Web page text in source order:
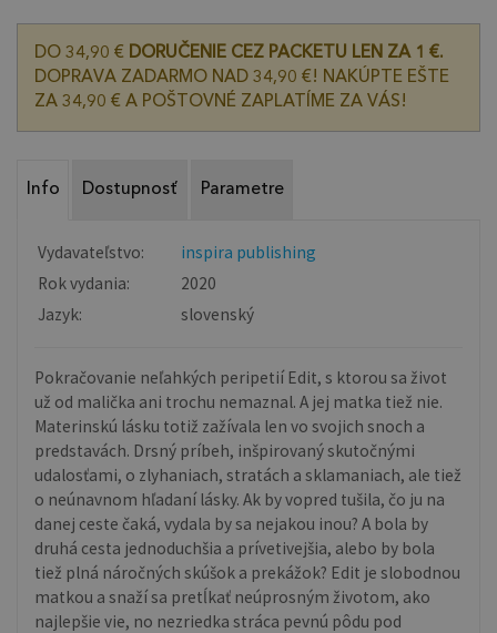
DO 34,90 € DORUČENIE CEZ PACKETU LEN ZA 1 €.
DOPRAVA ZADARMO NAD 34,90 €! NAKÚPTE EŠTE
ZA 34,90 € A POŠTOVNÉ ZAPLATÍME ZA VÁS!
Info Dostupnosť Parametre
Vydavateľstvo:
inspira publishing
Rok vydania:
2020
Jazyk:
slovenský
Pokračovanie neľahkých peripetií Edit, s ktorou sa život
už od malička ani trochu nemaznal. A jej matka tiež nie.
Materinskú lásku totiž zažívala len vo svojich snoch a
predstavách. Drsný príbeh, inšpirovaný skutočnými
udalosťami, o zlyhaniach, stratách a sklamaniach, ale tiež
o neúnavnom hľadaní lásky. Ak by vopred tušila, čo ju na
danej ceste čaká, vydala by sa nejakou inou? A bola by
druhá cesta jednoduchšia a prívetivejšia, alebo by bola
tiež plná náročných skúšok a prekážok? Edit je slobodnou
matkou a snaží sa pretĺkať neúprosným životom, ako
najlepšie vie, no nezriedka stráca pevnú pôdu pod